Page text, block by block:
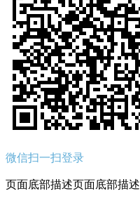
微信扫一扫登录
页面底部描述页面底部描述